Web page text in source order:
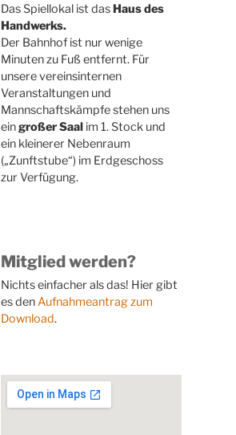
Das Spiellokal ist dasHaus des
Handwerks.
Der Bahnhof ist nur wenige
Minuten zu Fuß entfernt. Für
unsere vereinsinternen
Veranstaltungen und
Mannschaftskämpfe stehen uns
eingroßer Saal im 1. Stock und
ein kleinerer Nebenraum
(„Zunftstube“) im Erdgeschoss
zur Verfügung.
Mitglied werden?
Nichts einfacher als das! Hier gibt
es denAufnahmeantrag zum
Download.